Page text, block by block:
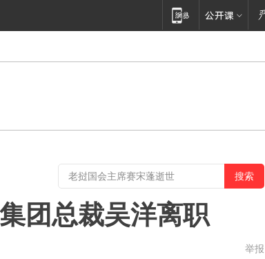
团总裁吴洋离职
举报